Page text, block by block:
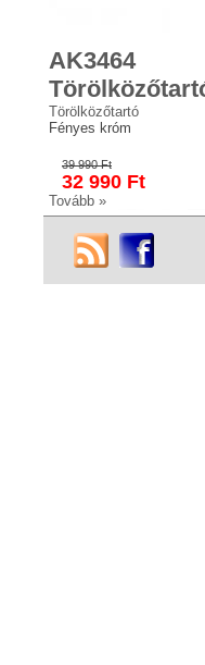
AK3464
Törölközőtartó
Fényes króm
39 990 Ft
32 990 Ft
Tovább »